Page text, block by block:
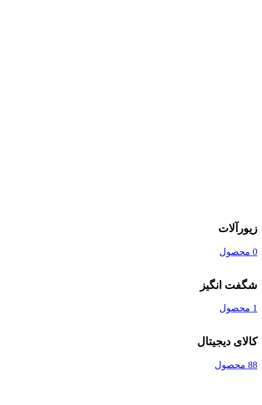
زیورآلات
0 محصول
شگفت انگیز
1 محصول
کالای دیجیتال
88 محصول